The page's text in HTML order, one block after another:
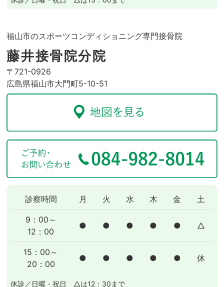
福山市のスポーツコンディショニング専門接骨院
藤井接骨院分院
〒721-0926
広島県福山市大門町5-10-51
診察時間 月 火 水 木 金 土
9：00～
12：00
● ● ● ● ● △
15：00～
20：00
● ● ● ● ● 休
休診／日曜・祝日 △は12：30まで